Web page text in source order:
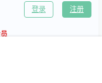
登录 注册